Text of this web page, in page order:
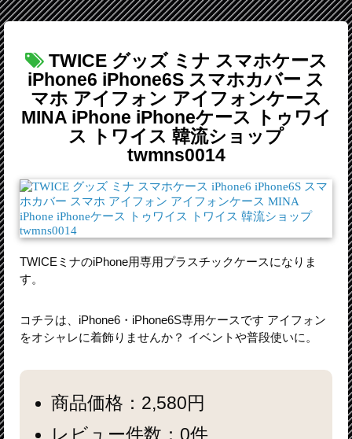
TWICE グッズ ミナ スマホケース
iPhone6 iPhone6S スマホカバー ス
マホ アイフォン アイフォンケース
MINA iPhone iPhoneケース トゥワイ
ス トワイス 韓流ショップ
twmns0014
TWICEミナのiPhone用専用プラスチックケースになりま
す。
コチラは、iPhone6・iPhone6S専用ケースです アイフォン
をオシャレに着飾りませんか？ イベントや普段使いに。
商品価格：2,580円
レビュー件数：0件